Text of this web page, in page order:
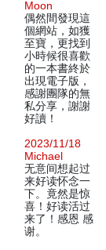
Moon
偶然間發現這
個網站，如獲
至寶，更找到
小時候很喜歡
的一本書終於
出現電子版，
感謝團隊的無
私分享，謝謝
好讀！
2023/11/18
Michael
无意间想起过
来好读怀念一
下。竟然是惊
喜！好读活过
来了！感恩 感
谢。